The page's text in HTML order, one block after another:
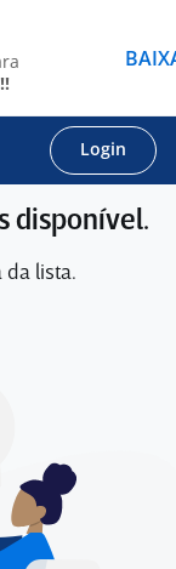
Login
disponível.
da lista.